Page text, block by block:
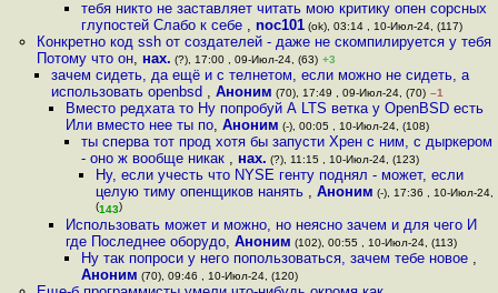
тебя никто не заставляет читать мою критику опен сорсных
глупостей Слабо к себе , noc101(ok), 03:14 , 10-Июл-24, (117)
Конкретно код ssh от создателей - даже не скомпилируется у тебя
Потому что он, нах. (?), 17:00 , 09-Июл-24, (63) +3
зачем сидеть, да ещё и с телнетом, если можно не сидеть, а
использовать openbsd , Аноним (70), 17:49 , 09-Июл-24, (70) –1
Вместо редхата то Ну попробуй А LTS ветка у OpenBSD есть
Или вместо нее ты по,Аноним (-), 00:05 , 10-Июл-24, (108)
ты сперва тот прод хотя бы запусти Хрен с ним, с дыркером
- оно ж вообще никак , нах. (?), 11:15 , 10-Июл-24, (123)
Ну, если учесть что NYSE генту поднял - может, если
целую тиму опенщиков нанять , Аноним (-), 17:36 , 10-Июл-24,
(143)
Использовать может и можно, но неясно зачем и для чего И
где Последнее оборудо,Аноним (102), 00:55 , 10-Июл-24, (113)
Ну так попроси у него попользоваться, зачем тебе новое ,
Аноним (70), 09:46 , 10-Июл-24, (120)